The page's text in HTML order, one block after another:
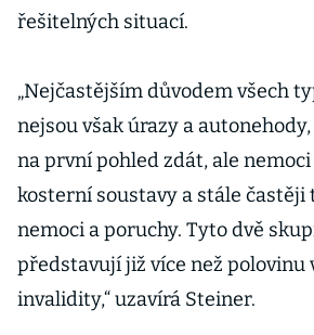
řešitelných situací.
„Nejčastějším důvodem všech
nejsou však úrazy a
na první pohled zdát, ale nemoci
kosterní soustavy a stále častěji
nemoci a poruchy. Tyto dvě
představují již více než polovinu
invalidity,“ uzavírá Steiner.